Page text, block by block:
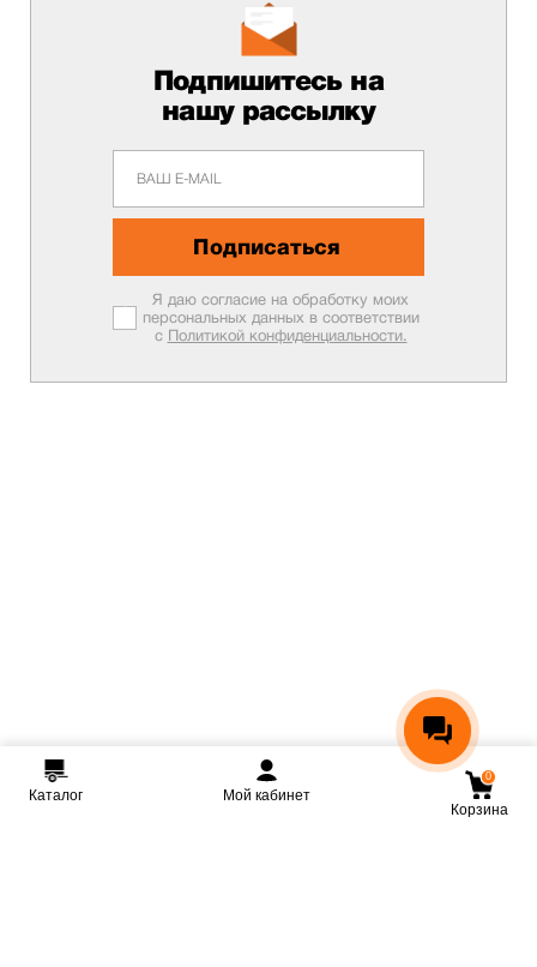
Подпишитесь на
нашу рассылку
Подписаться
Я даю согласие на обработку моих
персональных данных в соответствии
с Политикой конфиденциальности.
Каталог Мой кабинет
0
Корзина